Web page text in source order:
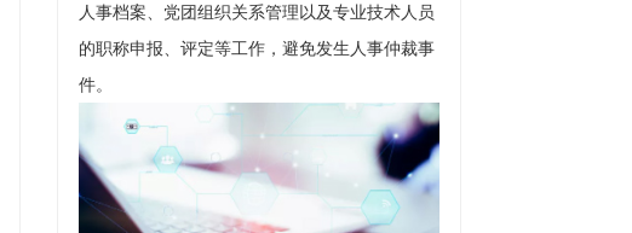
人事档案、党团组织关系管理以及专业技术人员
的职称申报、评定等工作，避免发生人事仲裁事
件。